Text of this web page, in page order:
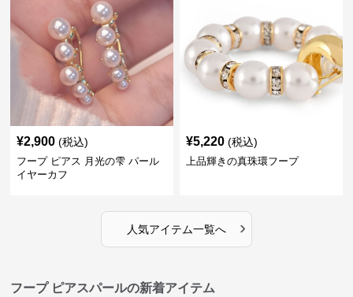
¥2,900 (税込)
フープ ピアス 月光の雫 パール
イヤーカフ
¥5,220 (税込)
上品輝きの真珠環フープ
人気アイテム一覧へ ›
フープ ピアスパールの新着アイテム